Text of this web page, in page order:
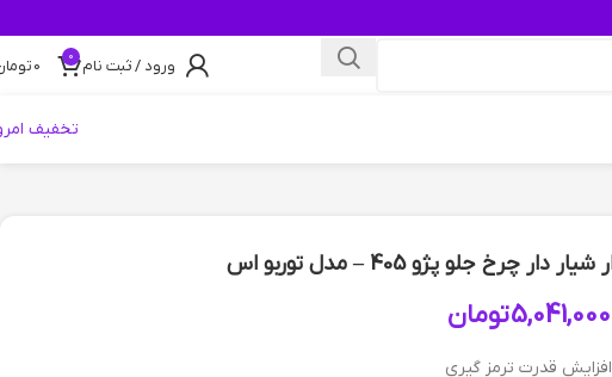
ورود / ثبت نام 0
0
تخفیف
5,041,000تومان
افزایش قدرت ترمز گیری